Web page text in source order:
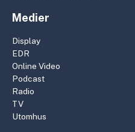
Medier
Display
EDR
Online Video
Podcast
Radio
TV
Utomhus